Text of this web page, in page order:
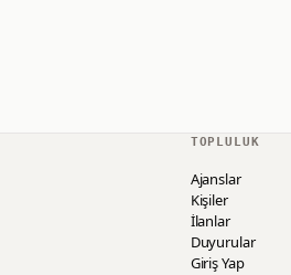
TOPLULUK
Ajanslar
Kişiler
İlanlar
Duyurular
Giriş Yap